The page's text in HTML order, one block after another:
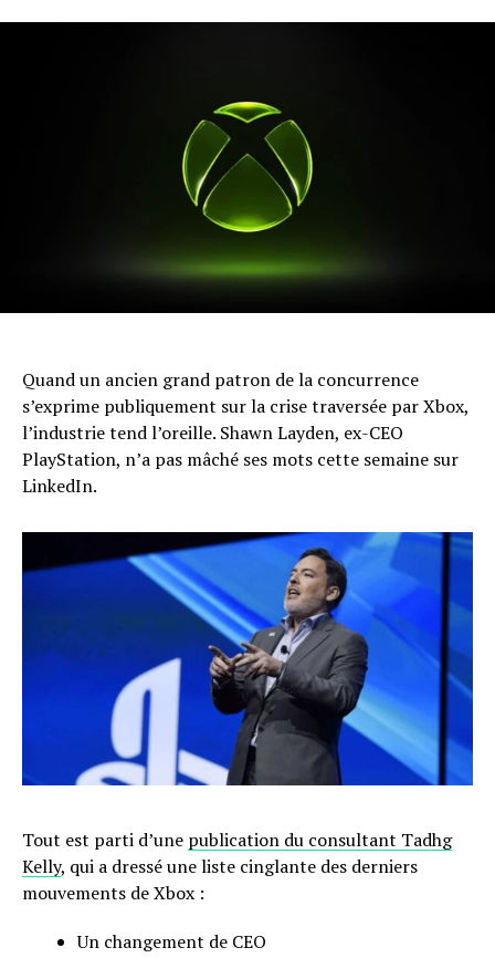
Quand un ancien grand patron de la concurrence
s’exprime publiquement sur la crise traversée par Xbox,
l’industrie tend l’oreille. Shawn Layden, ex-CEO
PlayStation, n’a pas mâché ses mots cette semaine sur
LinkedIn.
Tout est parti d’une publication du consultant Tadhg
Kelly, qui a dressé une liste cinglante des derniers
mouvements de Xbox :
Un changement de CEO